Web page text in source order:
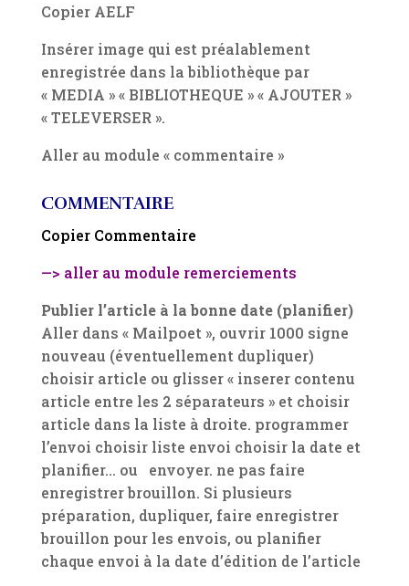
Copier AELF
Insérer image qui est préalablement
enregistrée dans la bibliothèque par
« MEDIA » « BIBLIOTHEQUE » « AJOUTER »
« TELEVERSER ».
Aller au module « commentaire »
COMMENTAIRE
Copier Commentaire
—> aller au module remerciements
Publier l’article à la bonne date (planifier)
Aller dans « Mailpoet », ouvrir 1000 signe
nouveau (éventuellement dupliquer)
choisir article ou glisser « inserer contenu
article entre les 2 séparateurs » et choisir
article dans la liste à droite. programmer
l’envoi choisir liste envoi choisir la date et
planifier… ou envoyer. ne pas faire
enregistrer brouillon. Si plusieurs
préparation, dupliquer, faire enregistrer
brouillon pour les envois, ou planifier
chaque envoi à la date d’édition de l’article